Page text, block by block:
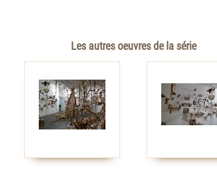
Les autres oeuvres de la série